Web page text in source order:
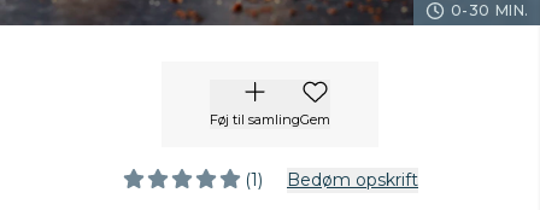
0-30 MIN.
Føj til samlingGem
(1) Bedøm opskrift